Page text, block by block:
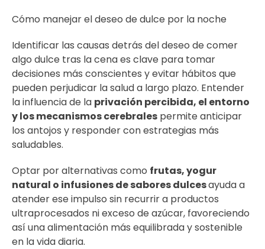
Cómo manejar el deseo de dulce por la noche
Identificar las causas detrás del deseo de comer
algo dulce tras la cena es clave para tomar
decisiones más conscientes y evitar hábitos que
pueden perjudicar la salud a largo plazo. Entender
la influencia de la privación percibida, el entorno
y los mecanismos cerebrales permite anticipar
los antojos y responder con estrategias más
saludables.
Optar por alternativas como frutas, yogur
natural o infusiones de sabores dulcesayuda a
atender ese impulso sin recurrir a productos
ultraprocesados ni exceso de azúcar, favoreciendo
así una alimentación más equilibrada y sostenible
en la vida diaria.